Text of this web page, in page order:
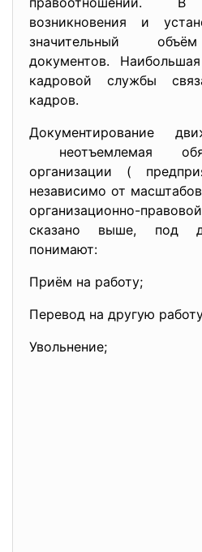
возникновения и
значительный
документов.
кадровой службы
кадров.
Документирование
неотъемлемая
организации (
независимо от
организационно-
сказано выше, под
понимают:
Приём на работу;
Перевод на другую